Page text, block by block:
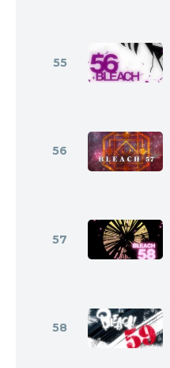
55
56
57
58